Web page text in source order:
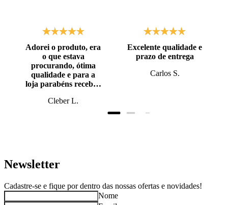
Adorei o produto, era
o que estava
procurando, ótima
qualidade e para a
loja parabéns recebi o
prazo, super bem
Cleber L.
Excelente qualidade e
prazo de entrega
Carlos S.
Newsletter
Cadastre-se e fique por dentro das nossas ofertas e novidades!
Nome